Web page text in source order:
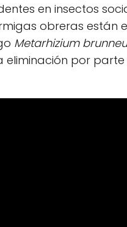
en insectos
obreras están
Metarhizium
por parte